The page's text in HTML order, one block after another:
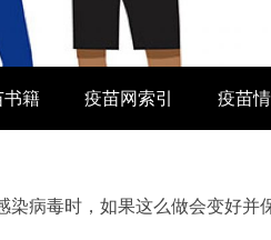
书籍 疫苗网索引 疫苗
染病毒时，如果这么做会变好并